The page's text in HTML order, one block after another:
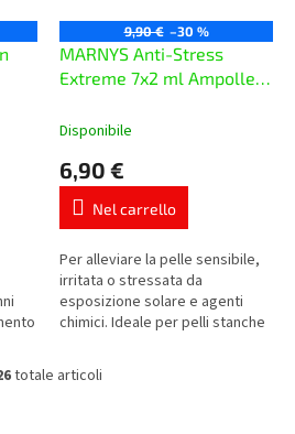
9,90 € –30 %
MARNYS Anti-Stress
Extreme 7x2 ml Ampolle
Disponibile
6,90 €
Nel carrello
Per alleviare la pelle sensibile,
irritata o stressata da
esposizione solare e agenti
chimici. Ideale per pelli stanche
C
totale articoli